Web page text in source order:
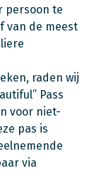
persoon te
van de meest
raden wij
Pass
voor niet-
pas is
via